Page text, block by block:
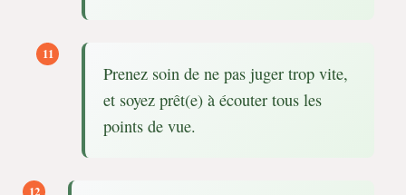
Prenez soin de ne pas juger trop vite,
et soyez prêt(e) à écouter tous les
points de vue.